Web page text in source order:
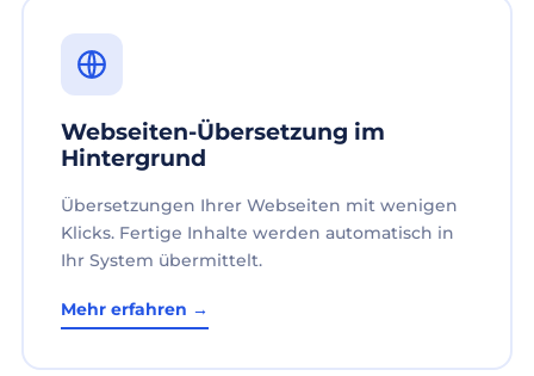
Webseiten-Übersetzung im
Hintergrund
Übersetzungen Ihrer Webseiten mit wenigen
Klicks. Fertige Inhalte werden automatisch in
Ihr System übermittelt.
Mehr erfahren →